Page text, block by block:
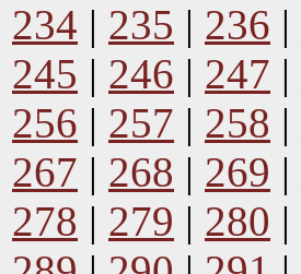
234 | 235 | 236 |
245 | 246 | 247 |
256 | 257 | 258 |
267 | 268 | 269 |
278 | 279 | 280 |